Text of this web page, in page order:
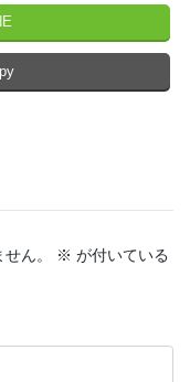
ん。 ※ が付いている